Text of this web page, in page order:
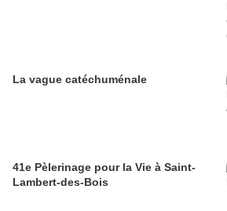
La vague catéchuménale
41e Pèlerinage pour la Vie à Saint-
Lambert-des-Bois